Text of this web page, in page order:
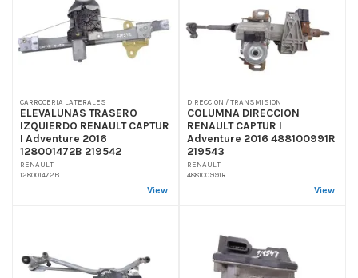
CARROCERIA LATERALES
ELEVALUNAS TRASERO
IZQUIERDO RENAULT CAPTUR
I Adventure 2016
128001472B 219542
RENAULT
128001472B
View
DIRECCION / TRANSMISION
COLUMNA DIRECCION
RENAULT CAPTUR I
Adventure 2016 488100991R
219543
RENAULT
488100991R
View